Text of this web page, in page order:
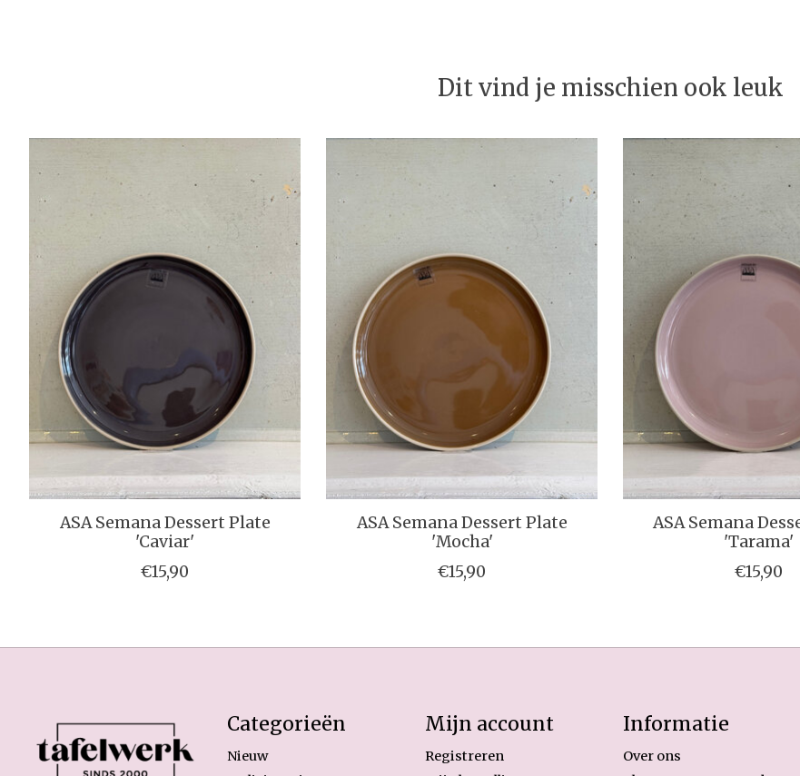
Dit vind je misschien ook leuk
Items van productcarrousel
ASA Semana Dessert Plate
'Caviar'
€15,90
ASA Semana Dessert Plate
'Mocha'
€15,90
ASA Semana
'Tarama'
€15,90
Categorieën
Nieuw
Mijn account
Registreren
Informatie
Over ons